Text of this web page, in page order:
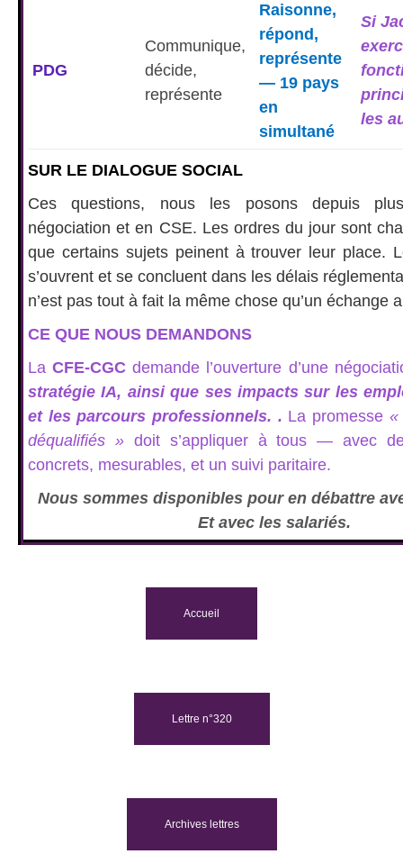
PDG
Communique,
décide,
représente
Raisonne,
répond,
représente
— 19 pays
en
simultané
Si
les
SUR LE DIALOGUE SOCIAL
Ces questions, nous les posons depuis
négociation et en CSE. Les ordres du jour sont
que certains sujets peinent à trouver leur place.
s’ouvrent et se concluent dans les délais
n’est pas tout à fait la même chose qu’un échange
CE QUE NOUS DEMANDONS
LaCFE-CGCdemande l’ouverture d’une
stratégie IA, ainsi que ses impacts sur les
et les parcours professionnels. . La promesse «
déqualifiés » doit s’appliquer à tous — avec
concrets, mesurables, et un suivi paritaire.
Nous sommes disponibles pour en débattre
Et avec les salariés.
Accueil
Lettre n°320
Archives lettres